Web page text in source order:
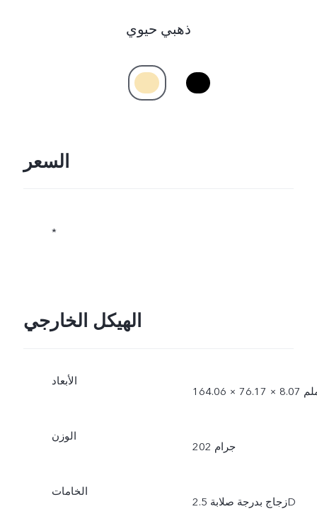
ذهبي حيوي
السعر
*
الهيكل الخارجي
الأبعاد
76.17 × 8.07 ملم
الوزن
202 جرام
الخامات
زجاج بدرجة صلابة 2.5D